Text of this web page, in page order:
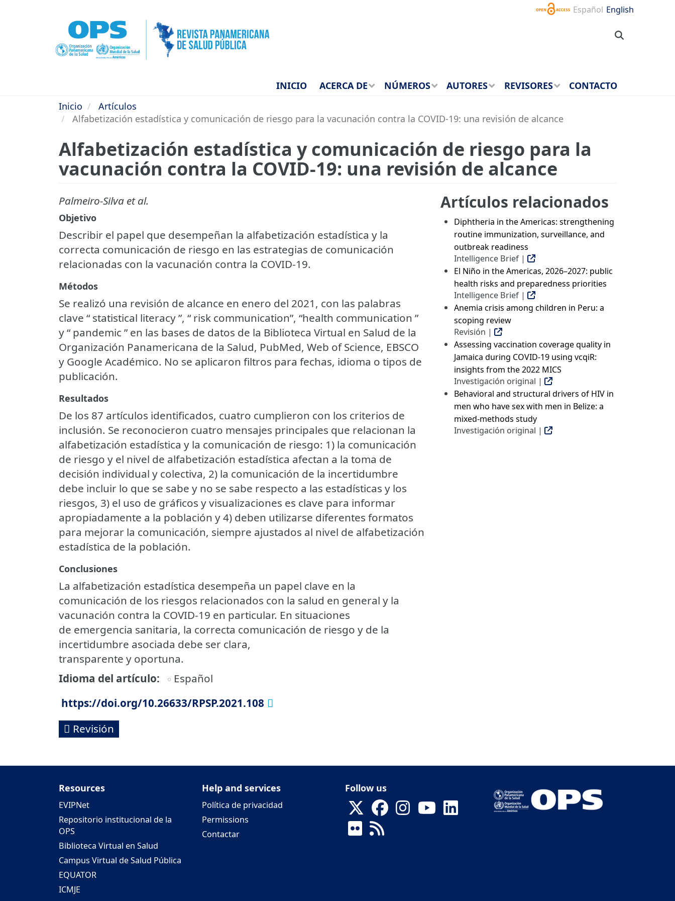
Español English
INICIO ACERCA DE NÚMEROS AUTORES REVISORES
CONTACTO
Inicio
Artículos
Alfabetización estadística y comunicación de riesgo para la vacunación contra la COVID-19: una revisión de alcance
Alfabetización estadística y comunicación de riesgo para la
vacunación contra la COVID-19: una revisión de alcance
Palmeiro-Silva et al.
Objetivo
Describir el papel que desempeñan la alfabetización estadística y la
correcta comunicación de riesgo en las estrategias de comunicación
relacionadas con la vacunación contra la COVID-19.
Métodos
Se realizó una revisión de alcance en enero del 2021, con las palabras
clave “ statistical literacy ”, “ risk communication”, “health communication ”
y “ pandemic ” en las bases de datos de la Biblioteca Virtual en Salud de la
Organización Panamericana de la Salud, PubMed, Web of Science, EBSCO
y Google Académico. No se aplicaron filtros para fechas, idioma o tipos de
publicación.
Resultados
De los 87 artículos identificados, cuatro cumplieron con los criterios de
inclusión. Se reconocieron cuatro mensajes principales que relacionan la
alfabetización estadística y la comunicación de riesgo: 1) la comunicación
de riesgo y el nivel de alfabetización estadística afectan a la toma de
decisión individual y colectiva, 2) la comunicación de la incertidumbre
debe incluir lo que se sabe y no se sabe respecto a las estadísticas y los
riesgos, 3) el uso de gráficos y visualizaciones es clave para informar
apropiadamente a la población y 4) deben utilizarse diferentes formatos
para mejorar la comunicación, siempre ajustados al nivel de alfabetización
estadística de la población.
Conclusiones
La alfabetización estadística desempeña un papel clave en la
comunicación de los riesgos relacionados con la salud en general y la
vacunación contra la COVID-19 en particular. En situaciones
de emergencia sanitaria, la correcta comunicación de riesgo y de la
incertidumbre asociada debe ser clara,
transparente y oportuna.
Idioma del artículo
Español
https://doi.org/10.26633/RPSP.2021.108
Revisión
Artículos relacionados
Diphtheria in the Americas: strengthening
routine immunization, surveillance, and
outbreak readiness
Intelligence Brief |
El Niño in the Americas, 2026–2027: public
health risks and preparedness priorities
Intelligence Brief |
Anemia crisis among children in Peru: a
scoping review
Revisión |
Assessing vaccination coverage quality in
Jamaica during COVID-19 using vcqiR:
insights from the 2022 MICS
Investigación original |
Behavioral and structural drivers of HIV in
men who have sex with men in Belize: a
mixed-methods study
Investigación original |
Resources
EVIPNet
Repositorio institucional de la
OPS
Biblioteca Virtual en Salud
Campus Virtual de Salud Pública
EQUATOR
ICMJE
Help and services
Política de privacidad
Permissions
Contactar
Follow us